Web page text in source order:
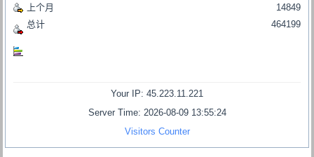
上个月
总计
14849
464199
Your IP: 45.223.11.221
Server Time: 2026-08-09 13:55:24
Visitors Counter